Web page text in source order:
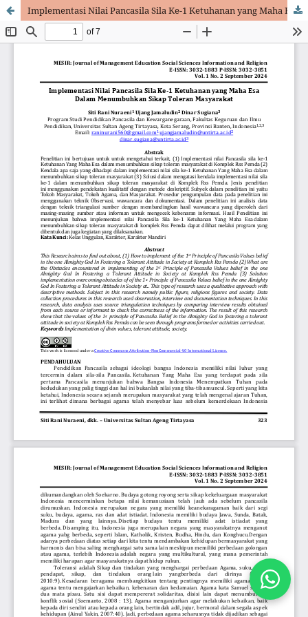
Implementasi Nilai Pancasila Sila Ke-1 Ketuhanan yang Maha Esa Dalam Menumbuhkan Sikap Toleran Masyarakat